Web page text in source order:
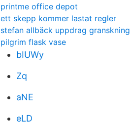
printme office depot
ett skepp kommer lastat regler
stefan allbäck uppdrag granskning
pilgrim flask vase
bIUWy
Zq
aNE
eLD